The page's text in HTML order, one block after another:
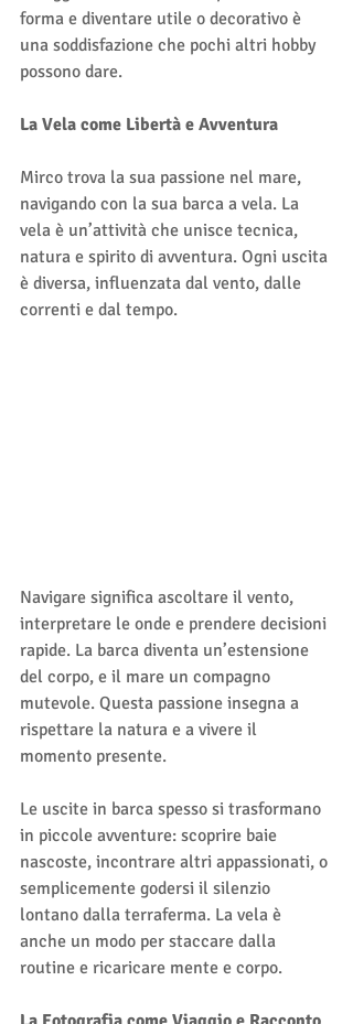
forma e diventare utile o decorativo è
una soddisfazione che pochi altri hobby
possono dare.
La Vela come Libertà e Avventura
Mirco trova la sua passione nel mare,
navigando con la sua barca a vela. La
vela è un’attività che unisce tecnica,
natura e spirito di avventura. Ogni uscita
è diversa, influenzata dal vento, dalle
correnti e dal tempo.
Navigare significa ascoltare il vento,
interpretare le onde e prendere decisioni
rapide. La barca diventa un’estensione
del corpo, e il mare un compagno
mutevole. Questa passione insegna a
rispettare la natura e a vivere il
momento presente.
Le uscite in barca spesso si trasformano
in piccole avventure: scoprire baie
nascoste, incontrare altri appassionati, o
semplicemente godersi il silenzio
lontano dalla terraferma. La vela è
anche un modo per staccare dalla
routine e ricaricare mente e corpo.